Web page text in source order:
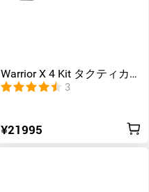
Warrior X 4 Kit タクティカル
懐中電灯
3
¥21995